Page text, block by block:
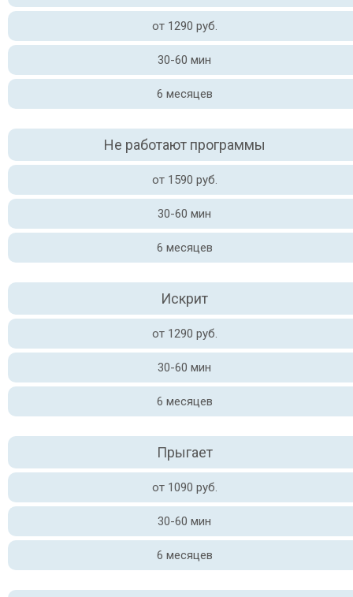
от 1290 руб.
30-60 мин
6 месяцев
Не работают программы
от 1590 руб.
30-60 мин
6 месяцев
Искрит
от 1290 руб.
30-60 мин
6 месяцев
Прыгает
от 1090 руб.
30-60 мин
6 месяцев